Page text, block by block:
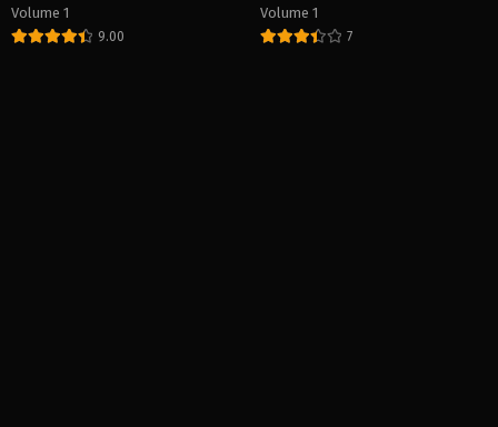
Volume 1
9.00
Volume 1
7